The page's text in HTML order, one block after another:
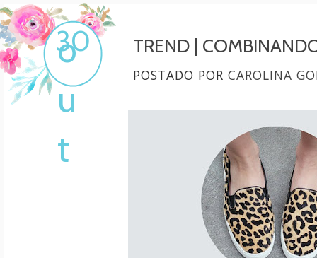
30
o
u
t
TREND |
POSTADO POR CAROLINA